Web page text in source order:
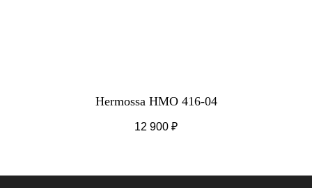
Hermossa HMO 416-04
12 900 ₽